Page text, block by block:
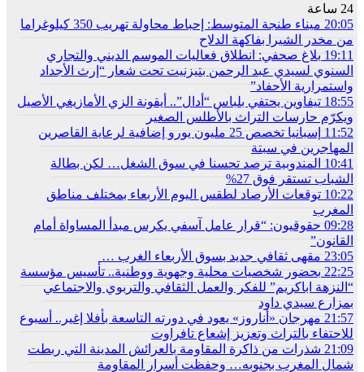
24 ساعة
20:05
ميناء طنجة المتوسط: إحباط محاولة تهريب 350 كيلوغراما
من مخدر الشيرا بفاكهة الدلاح
19:11 بلاغ صحفي: انطلاق فعاليات الموسم الديني والتجاري
السنوي لسيدي عبد الرحمن بتيزنيت تحت شعار “إرث الأجداد
واستمرارية الأحفاد”
18:55 تيفاوين يحتفي بلباس “أدال”.. أيقونة الزي الأمازيغي الأصيل
ويكرّم حارسات التراث بالأطلس الصغير
11:52
إسبانيا تخصص 25 مليون يورو إضافية لرعاية القاصرين
المهاجرين في سبتة
10:41 المندوبية ترصد تحسنا في سوق الشغل… لكن بطالة
الشباب تستقر فوق 27%
10:22 توقعات الأرصاد لطقس اليوم الأربعاء بمختلف مناطق
المغرب
09:28 حقوقيون: “قرار عامل آسفي يكرس مبدأ المساواة أمام
القانون”
23:05 مقهى ثقافي جديد بسوق الأربعاء الغرب …
22:25 بحضور شخصيات محلية وجهوية ووطنية.. تأسيس مؤسسة
“النزهة اباكريم” للفكر والعمل الثقافي والتربوي والاجتماعي
بمزارع سيدي داود
21:57 مهرجان «أناروز» يعود في دورته التاسعة بأفلا إغير.. أسبوع
للاحتفاء بالتراث وتعزيز إشعاع تافراوت
21:09 شذرات من ذاكرة المقاومة بالعرائش المدينة التي ربطت
شمال المغرب بجنوبه… وحفظت أسرار المقاومة